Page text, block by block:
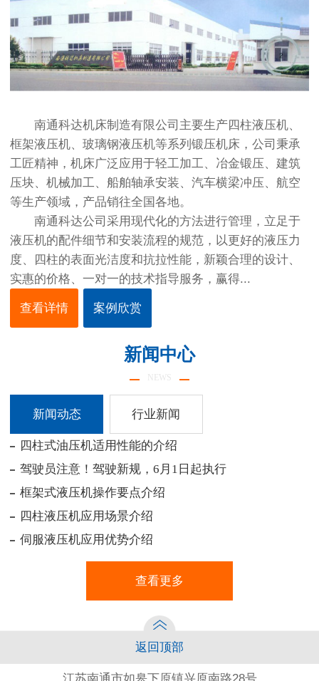
南通科达机床制造有限公司主要生产四柱液压机、
框架液压机、玻璃钢液压机等系列锻压机床，公司秉承
工匠精神，机床广泛应用于轻工加工、冶金锻压、建筑
压块、机械加工、船舶轴承安装、汽车横梁冲压、航空
等生产领域，产品销往全国各地。
南通科达公司采用现代化的方法进行管理，立足于
液压机的配件细节和安装流程的规范，以更好的液压力
度、四柱的表面光洁度和抗拉性能，新颖合理的设计、
实惠的价格、一对一的技术指导服务，赢得...
查看详情 案例欣赏
新闻中心
NEWS
新闻动态 行业新闻
四柱式油压机适用性能的介绍
驾驶员注意！驾驶新规，6月1日起执行
框架式液压机操作要点介绍
四柱液压机应用场景介绍
伺服液压机应用优势介绍
查看更多
返回顶部
江苏南通市如皋下原镇兴原南路28号